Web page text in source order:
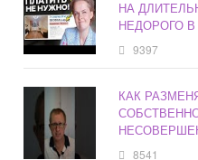
НА
НЕДОРОГО
9397
КАК
8541